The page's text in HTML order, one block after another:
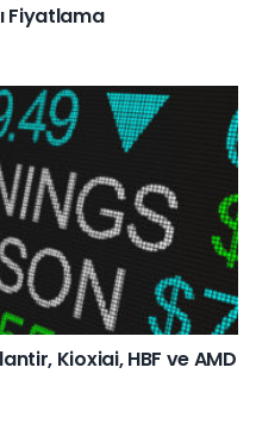
Fiyatlama
Kioxiai, HBF ve AMD